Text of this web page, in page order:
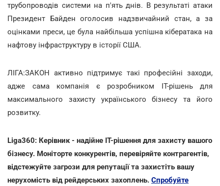
трубопроводів системи на п'ять днів. В результаті атаки
Президент Байден оголосив надзвичайний стан, а за
оцінками преси, це була найбільша успішна кібератака на
нафтову інфраструктуру в історії США.
ЛІГА:ЗАКОН активно підтримує такі професійні заходи,
адже сама компанія є розробником ІТ-рішень для
максимального захисту українського бізнесу та його
розвитку.
Liga360: Керівник - надійне ІТ-рішення для захисту вашого
бізнесу. Моніторте конкурентів, перевіряйте контрагентів,
відстежуйте загрози для репутації та захистіть вашу
нерухомість від рейдерських захоплень. Спробуйте